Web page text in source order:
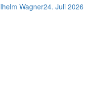
Wagner24. Juli 2026